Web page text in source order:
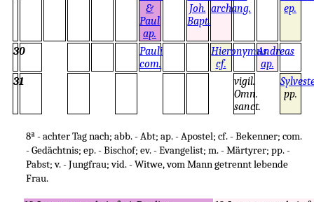
&
Paul
ap.
Joh.
Bapt.
archang.
ep.
30
Pauli
com.
Hieronymus
cf.
Andreas
ap.
31
vigil.
Omn.
sanct.
pp.
8ª - achter Tag nach; abb. - Abt; ap. - Apostel; cf. - Bekenner; com.
- Gedächtnis; ep. - Bischof; ev. - Evangelist; m. - Märtyrer; pp. -
Pabst; v. - Jungfrau; vid. - Witwe, vom Mann getrennt lebende
Frau.